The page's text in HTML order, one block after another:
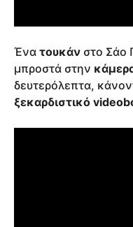
Ένα τουκάν στο Σάο
μπροστά στην
δευτερόλεπτα,
ξεκαρδιστικό